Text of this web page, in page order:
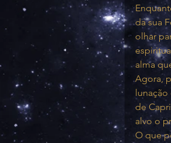
da sua
olhar
alma
Agora,
de
alvo o
O que